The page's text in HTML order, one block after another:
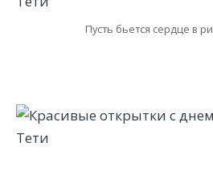
Пусть бьется сердце в